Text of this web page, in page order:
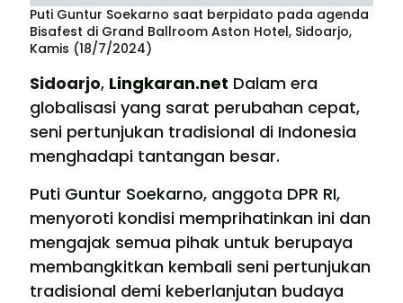
Puti Guntur Soekarno saat berpidato pada agenda
Bisafest di Grand Ballroom Aston Hotel, Sidoarjo,
Kamis (18/7/2024)
Sidoarjo, Lingkaran.net Dalam era
globalisasi yang sarat perubahan cepat,
seni pertunjukan tradisional di Indonesia
menghadapi tantangan besar.
Puti Guntur Soekarno, anggota DPR RI,
menyoroti kondisi memprihatinkan ini dan
mengajak semua pihak untuk berupaya
membangkitkan kembali seni pertunjukan
tradisional demi keberlanjutan budaya